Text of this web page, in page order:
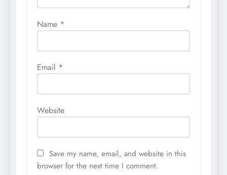
Name *
Email *
Website
Save my name, email, and website in this
browser for the next time I comment.